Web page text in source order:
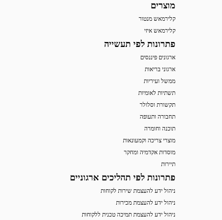
מוצרים
קלירמאש מנטור
קלירמאש איזי
פתרונות לפי תעשייה
ארגונים פיננסים
ארגוני בריאות
ממשל ועיריות
תשתיות לאומיות
תקשורת וסלולר
תחבורה ותעופה
תוכנה וחומרה
מוצרי צריכה וקמעונאות
מוסדות אקדמיה ומחקר
תיירות
פתרונות לפי תהליכים ארגוניים
ניהול ידע להעצמת שירות לקוחות
ניהול ידע להעצמת מכירות
ניהול ידע להעצמת תמיכה טכנית ללקוחות